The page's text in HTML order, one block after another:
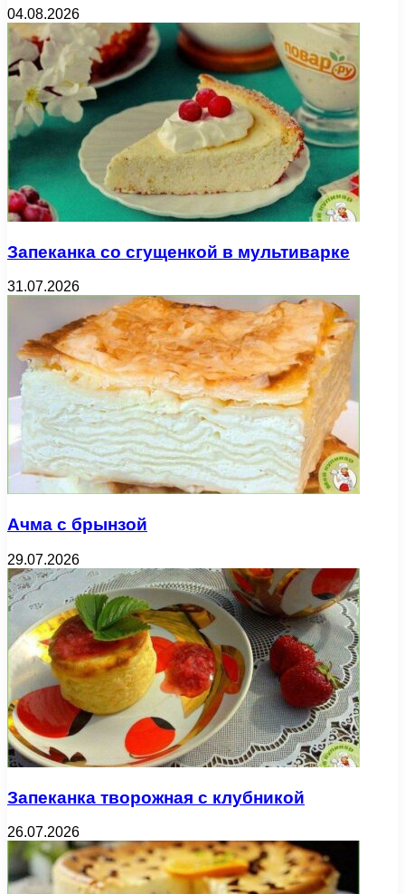
04.08.2026
Запеканка со сгущенкой в мультиварке
31.07.2026
Ачма с брынзой
29.07.2026
Запеканка творожная с клубникой
26.07.2026